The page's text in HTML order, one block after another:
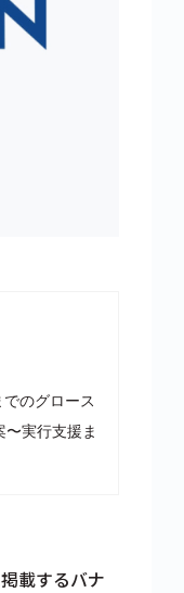
のグロース
実行支援ま
載するバナ